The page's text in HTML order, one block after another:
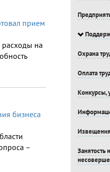
прием
расходы на
бизнеса
–
Охрана
Оплата
Конкурсы,
Занятость